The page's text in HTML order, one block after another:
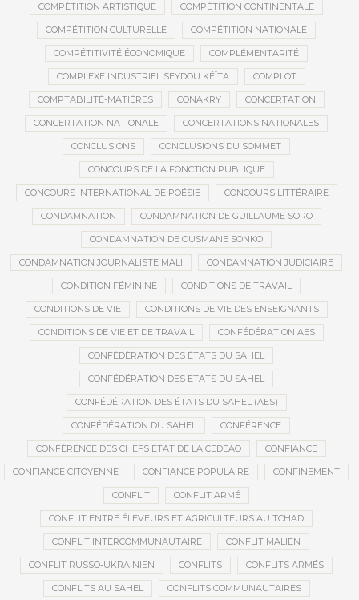
COMPÉTITION ARTISTIQUE COMPÉTITION CONTINENTALE
COMPÉTITION CULTURELLE COMPÉTITION NATIONALE
COMPÉTITIVITÉ ÉCONOMIQUE COMPLÉMENTARITÉ
COMPLEXE INDUSTRIEL SEYDOU KÉÏTA COMPLOT
COMPTABILITÉ-MATIÈRES CONAKRY CONCERTATION
CONCERTATION NATIONALE CONCERTATIONS NATIONALES
CONCLUSIONS CONCLUSIONS DU SOMMET
CONCOURS DE LA FONCTION PUBLIQUE
CONCOURS INTERNATIONAL DE POÉSIE CONCOURS LITTÉRAIRE
CONDAMNATION CONDAMNATION DE GUILLAUME SORO
CONDAMNATION DE OUSMANE SONKO
CONDAMNATION JOURNALISTE MALI CONDAMNATION JUDICIAIRE
CONDITION FÉMININE CONDITIONS DE TRAVAIL
CONDITIONS DE VIE CONDITIONS DE VIE DES ENSEIGNANTS
CONDITIONS DE VIE ET DE TRAVAIL CONFÉDÉRATION AES
CONFÉDÉRATION DES ÉTATS DU SAHEL
CONFÉDÉRATION DES ETATS DU SAHEL
CONFÉDÉRATION DES ÉTATS DU SAHEL (AES)
CONFÉDÉRATION DU SAHEL CONFÉRENCE
CONFÉRENCE DES CHEFS ETAT DE LA CEDEAO CONFIANCE
CONFIANCE CITOYENNE CONFIANCE POPULAIRE CONFINEMENT
CONFLIT CONFLIT ARMÉ
CONFLIT ENTRE ÉLEVEURS ET AGRICULTEURS AU TCHAD
CONFLIT INTERCOMMUNAUTAIRE CONFLIT MALIEN
CONFLIT RUSSO-UKRAINIEN CONFLITS CONFLITS ARMÉS
CONFLITS AU SAHEL CONFLITS COMMUNAUTAIRES